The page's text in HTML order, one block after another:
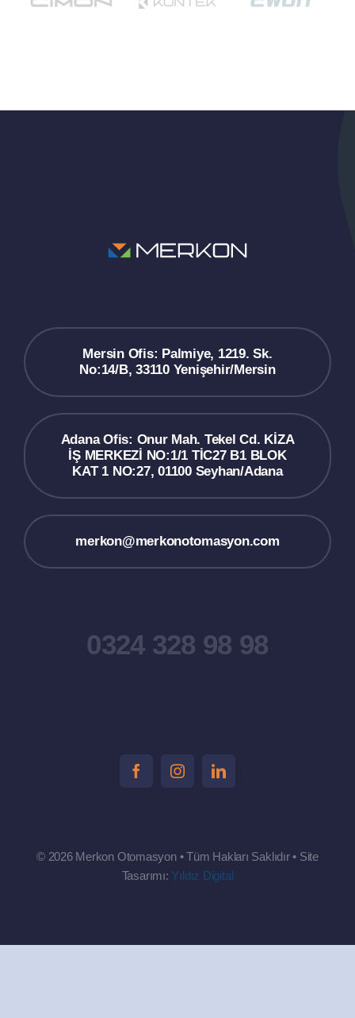
Mersin Ofis: Palmiye, 1219. Sk.
No:14/B, 33110 Yenişehir/Mersin
Adana Ofis: Onur Mah. Tekel Cd. KİZA
İŞ MERKEZİ NO:1/1 TİC27 B1 BLOK
KAT 1 NO:27, 01100 Seyhan/Adana
merkon@merkonotomasyon.com
0324 328 98 98
© 2026 Merkon Otomasyon • Tüm Hakları Saklıdır • Site
Tasarımı: Yıldız Digital